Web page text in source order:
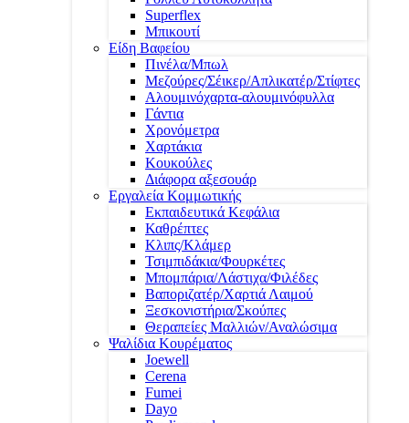
Superflex
Μπικουτί
Είδη Βαφείου
Πινέλα/Μπωλ
Μεζούρες/Σέικερ/Απλικατέρ/Στίφτες
Αλουμινόχαρτα-αλουμινόφυλλα
Γάντια
Χρονόμετρα
Χαρτάκια
Κουκούλες
Διάφορα αξεσουάρ
Εργαλεία Κομμωτικής
Εκπαιδευτικά Κεφάλια
Καθρέπτες
Κλιπς/Κλάμερ
Τσιμπιδάκια/Φουρκέτες
Μπομπάρια/Λάστιχα/Φιλέδες
Βαποριζατέρ/Χαρτιά Λαιμού
Ξεσκονιστήρια/Σκούπες
Θεραπείες Μαλλιών/Αναλώσιμα
Ψαλίδια Κουρέματος
Joewell
Cerena
Fumei
Dayo